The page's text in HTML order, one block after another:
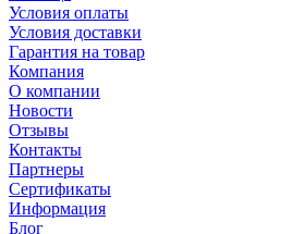
Условия оплаты
Условия доставки
Гарантия на товар
Компания
О компании
Новости
Отзывы
Контакты
Партнеры
Сертификаты
Информация
Блог